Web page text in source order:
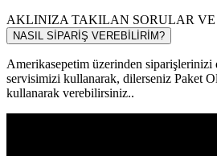
AKLINIZA TAKILAN SORULAR
NASIL SİPARİŞ VEREBİLİRİM?
Amerikasepetim üzerinden
servisimizi kullanarak, dilerseniz Paket
kullanarak verebilirsiniz..